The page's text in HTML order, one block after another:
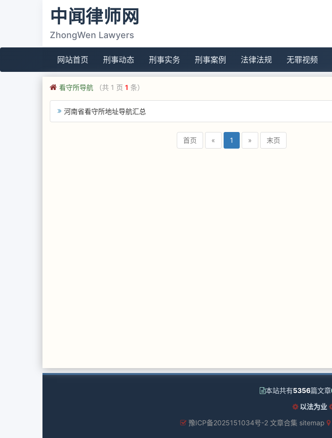
中闻律师网
ZhongWen Lawyers
网站首页 刑事动态 刑事实务 刑事案例 法律法规 无罪视频
看守所导航 （共 1 页 1 条）
河南省看守所地址导航汇总
首页 « 1 » 末页
本站共有5356篇文章
以法为业
豫ICP备2025151034号-2 文章合集 sitemap